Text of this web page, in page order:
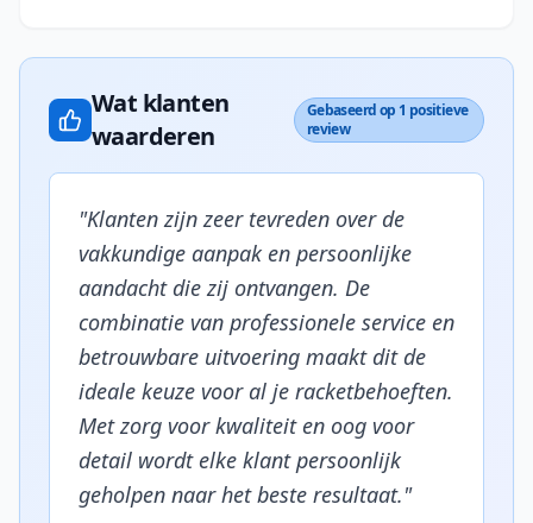
Wat klanten
waarderen
Gebaseerd op 1 positieve
review
"Klanten zijn zeer tevreden over de
vakkundige aanpak en persoonlijke
aandacht die zij ontvangen. De
combinatie van professionele service en
betrouwbare uitvoering maakt dit de
ideale keuze voor al je racketbehoeften.
Met zorg voor kwaliteit en oog voor
detail wordt elke klant persoonlijk
geholpen naar het beste resultaat."